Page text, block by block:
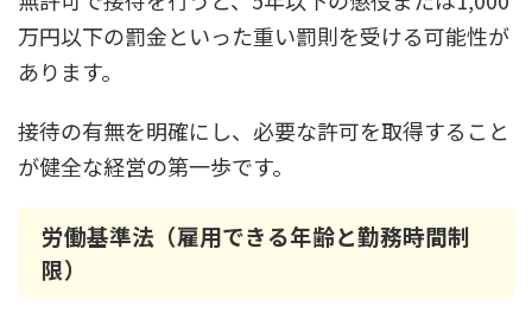
万円以下の罰金といった重い罰則を受ける可能性が
あります。
接待の有無を明確にし、必要な許可を取得すること
が健全な経営の第一歩です。
労働基準法（雇用できる年齢と勤務時間制
限）